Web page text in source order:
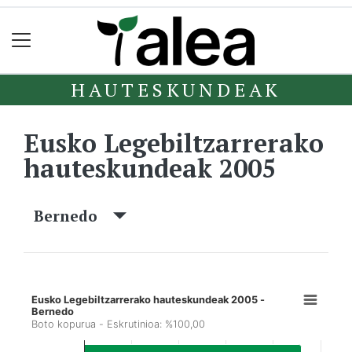
HAUTESKUNDEAK
Eusko Legebiltzarrerako
hauteskundeak 2005
Bernedo
Eusko Legebiltzarrerako hauteskundeak 2005 -
Bernedo
Boto kopurua - Eskrutinioa: %100,00